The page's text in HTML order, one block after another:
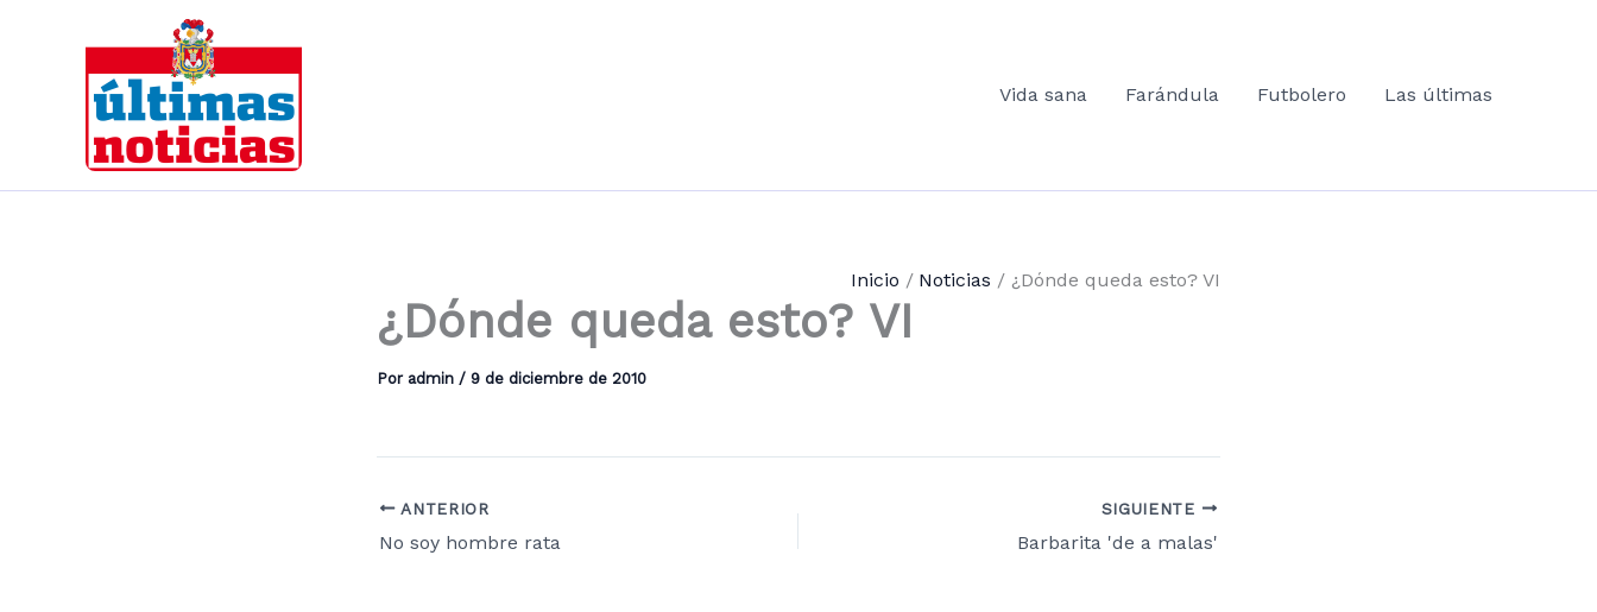
contenido
Vida sana
Farándula Futbolero Las últimas
Inicio Noticias ¿Dónde queda esto? VI
¿Dónde queda esto? VI
Por admin / 9 de diciembre de 2010
ANTERIOR
No soy hombre rata
SIGUIENTE
Barbarita 'de a malas'